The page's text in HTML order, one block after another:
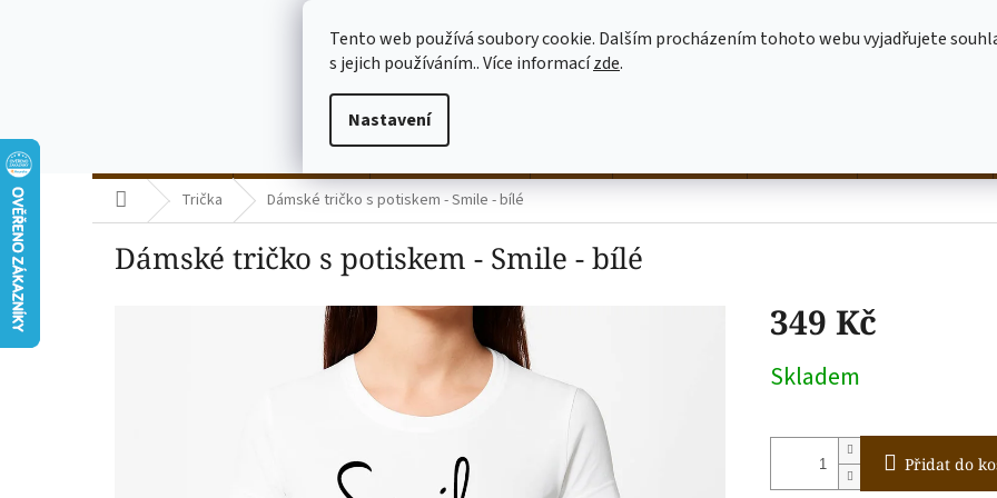
Tento web používá soubory cookie. Dalším procházením tohoto webu vyjadřujete
s jejich používáním.. Více informacízde.
Nastavení
Domů Trička Dámské tričko s potiskem - Smile - bílé
Dámské tričko s potiskem - Smile - bílé
349 Kč
cena:
Skladem
Přidat do